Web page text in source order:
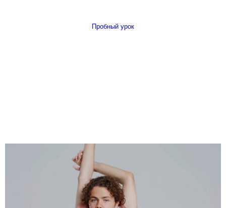
Пробный урок